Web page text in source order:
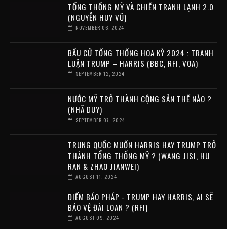
TỔNG THỐNG MỸ VÀ CHIẾN TRANH LẠNH 2.0
(NGUYỄN HUY VŨ)
NOVEMBER 06, 2024
BẦU CỬ TỔNG THỐNG HOA KỲ 2024 : TRANH
LUẬN TRUMP – HARRIS (BBC, RFI, VOA)
SEPTEMBER 12, 2024
NƯỚC MỸ TRỞ THÀNH CỘNG SẢN THẾ NÀO ?
(NHÃ DUY)
SEPTEMBER 07, 2024
TRUNG QUỐC MUỐN HARRIS HAY TRUMP TRỞ
THÀNH TỔNG THỐNG MỸ ? (WANG JISI, HU
RAN & ZHAO JIANWEI)
AUGUST 11, 2024
ĐIỂM BÁO PHÁP - TRUMP HAY HARRIS, AI SẼ
BẢO VỆ ĐÀI LOAN ? (RFI)
AUGUST 09, 2024